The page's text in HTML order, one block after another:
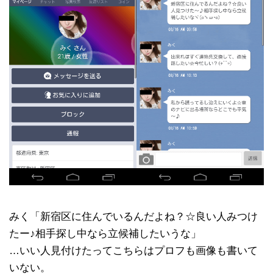
みく「新宿区に住んでいるんだよね？☆良い人みつけ
たー♪相手探し中なら立候補したいうな」
…いい人見付けたってこちらはプロフも画像も書いて
いない。